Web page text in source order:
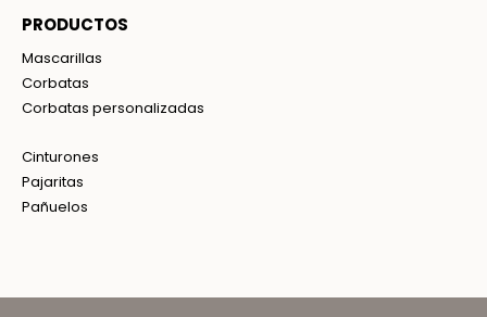
PRODUCTOS
Mascarillas
Corbatas
Corbatas personalizadas
Cinturones
Pajaritas
Pañuelos